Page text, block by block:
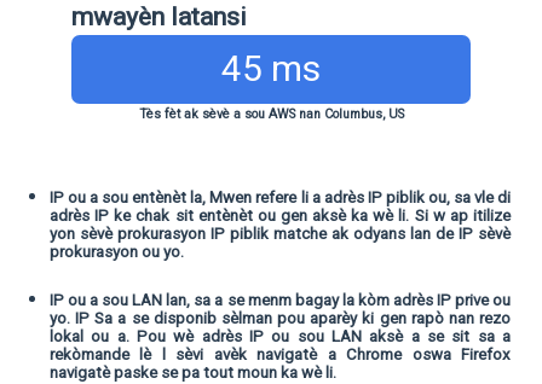
mwayèn latansi
45 ms
Tès fèt ak sèvè a sou AWS nan Columbus, US
IP ou a sou entènèt la, Mwen refere li a adrès IP piblik ou, sa vle di
adrès IP ke chak sit entènèt ou gen aksè ka wè li. Si w ap itilize
yon sèvè prokurasyon IP piblik matche ak odyans lan de IP sèvè
prokurasyon ou yo.
IP ou a sou LAN lan, sa a se menm bagay la kòm adrès IP prive ou
yo. IP Sa a se disponib sèlman pou aparèy ki gen rapò nan rezo
lokal ou a. Pou wè adrès IP ou sou LAN aksè a se sit sa a
rekòmande lè l sèvi avèk navigatè a Chrome oswa Firefox
navigatè paske se pa tout moun ka wè li.